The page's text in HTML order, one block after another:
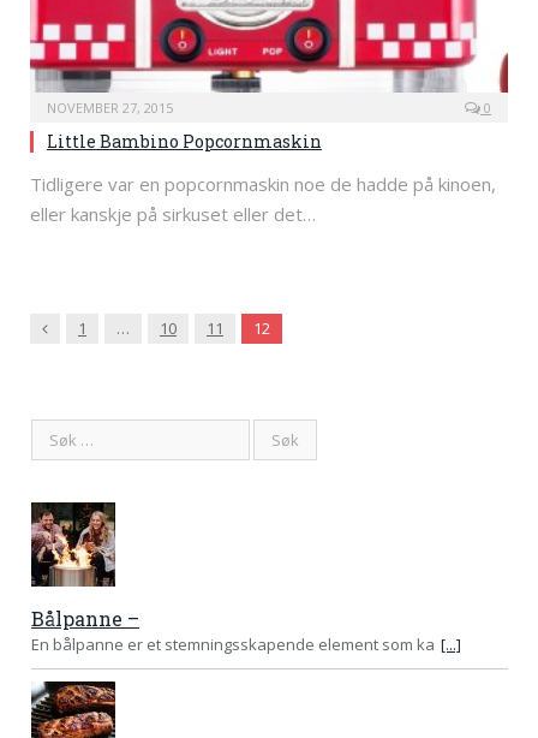
NOVEMBER 27, 2015 0
Little Bambino Popcornmaskin
Tidligere var en popcornmaskin noe de hadde på kinoen,
eller kanskje på sirkuset eller det…
Previous
1 … 10 11 12
Bålpanne –
En bålpanne er et stemningsskapende element som ka [...]